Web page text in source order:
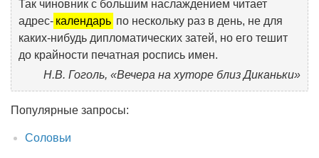
Так чиновник с большим наслаждением читает
адрес- календарь по нескольку раз в день, не для
каких-нибудь дипломатических затей, но его тешит
до крайности печатная роспись имен.
Н.В. Гоголь, «Вечера на хуторе близ Диканьки»
Популярные запросы:
Соловьи